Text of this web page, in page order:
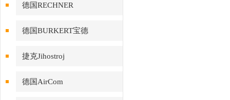
德国RECHNER
德国BURKERT宝德
捷克Jihostroj
德国AirCom